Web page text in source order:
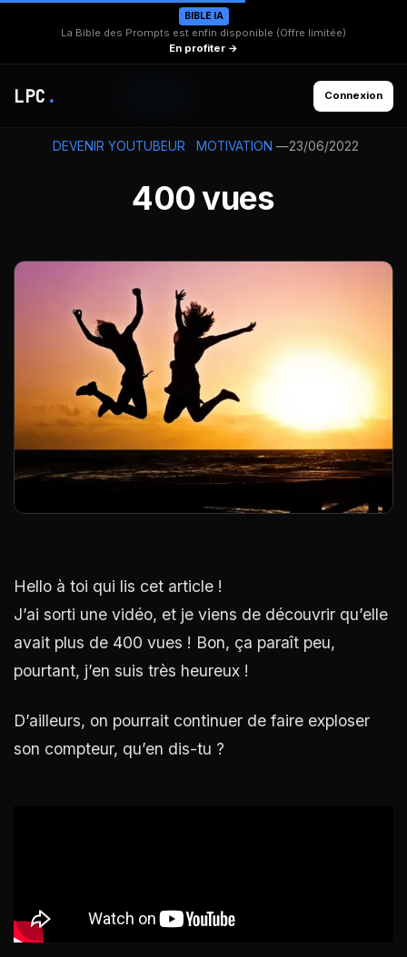
BIBLE IA
La Bible des Prompts est enfin disponible (Offre limitée)
En profiter →
LPC . Connexion
DEVENIR YOUTUBEUR MOTIVATION —23/06/2022
400 vues
Hello à toi qui lis cet article !
J’ai sorti une vidéo, et je viens de découvrir qu’elle
avait plus de 400 vues ! Bon, ça paraît peu,
pourtant, j’en suis très heureux !
D’ailleurs, on pourrait continuer de faire exploser
son compteur, qu’en dis-tu ?